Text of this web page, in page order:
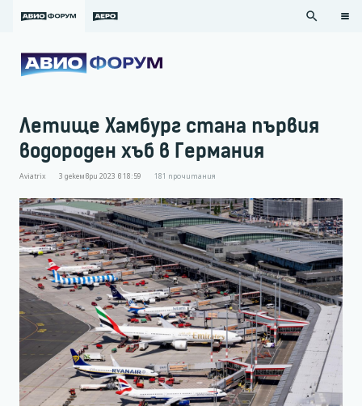
search
Летище Хамбург стана първия
водороден хъб в Германия
Aviatrix 3 декември 2023 в 18:59 181 прочитания